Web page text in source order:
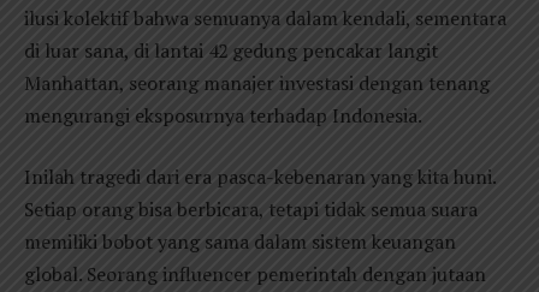
ilusi kolektif bahwa semuanya dalam kendali, sementara
di luar sana, di lantai 42 gedung pencakar langit
Manhattan, seorang manajer investasi dengan tenang
mengurangi eksposurnya terhadap Indonesia.
Inilah tragedi dari era pasca-kebenaran yang kita huni.
Setiap orang bisa berbicara, tetapi tidak semua suara
memiliki bobot yang sama dalam sistem keuangan
global. Seorang influencer pemerintah dengan jutaan